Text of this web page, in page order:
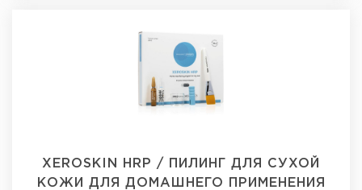
XEROSKIN HRP / ПИЛИНГ ДЛЯ СУХОЙ
КОЖИ ДЛЯ ДОМАШНЕГО ПРИМЕНЕНИЯ